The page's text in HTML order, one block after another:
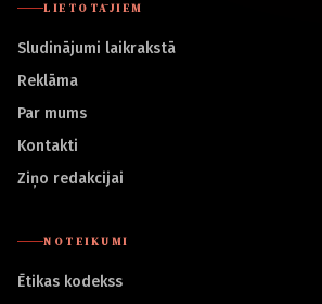
LIETOTĀJIEM
Sludinājumi laikrakstā
Reklāma
Par mums
Kontakti
Ziņo redakcijai
NOTEIKUMI
Ētikas kodekss